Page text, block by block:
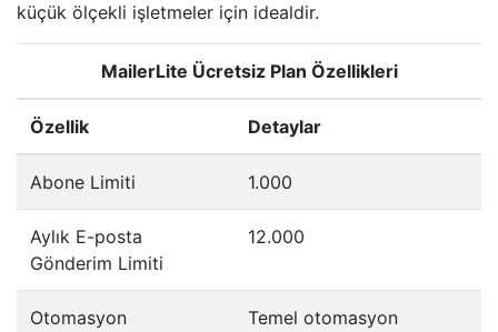
küçük ölçekli işletmeler için idealdir.
MailerLite Ücretsiz Plan Özellikleri
Özellik Detaylar
Abone Limiti 1.000
Aylık E-posta
Gönderim Limiti
12.000
Otomasyon
Temel otomasyon